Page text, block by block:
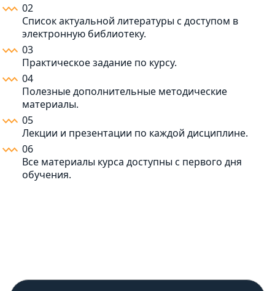
02
Список актуальной литературы с доступом в
электронную библиотеку.
03
Практическое задание по курсу.
04
Полезные дополнительные методические
материалы.
05
Лекции и презентации по каждой дисциплине.
06
Все материалы курса доступны с первого дня
обучения.